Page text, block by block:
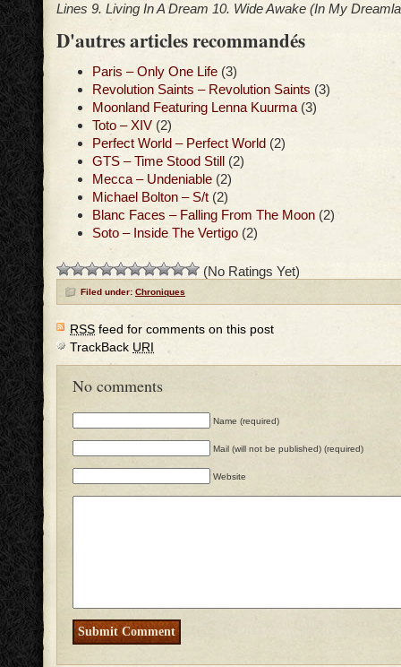
Lines 9. Living In A Dream 10. Wide Awake (In My
D'autres articles recommandés
Paris – Only One Life (3)
Revolution Saints – Revolution Saints (3)
Moonland Featuring Lenna Kuurma (3)
Toto – XIV (2)
Perfect World – Perfect World (2)
GTS – Time Stood Still (2)
Mecca – Undeniable (2)
Michael Bolton – S/t (2)
Blanc Faces – Falling From The Moon (2)
Soto – Inside The Vertigo (2)
(No Ratings Yet)
Filed under: Chroniques
RSS feed for comments on this post
TrackBack URI
No comments
Name (required)
Mail (will not be published) (required)
Website